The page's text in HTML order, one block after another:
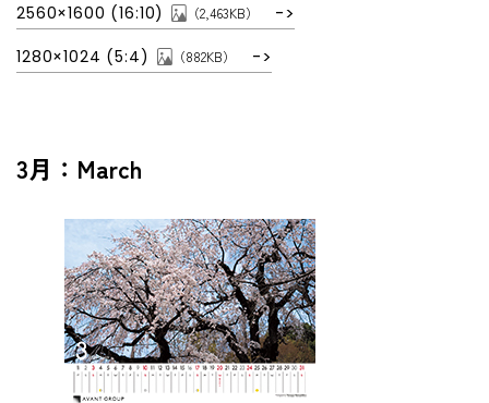
2560×1600 (16:10) （2,463KB）
1280×1024 (5:4) （882KB）
3月：March